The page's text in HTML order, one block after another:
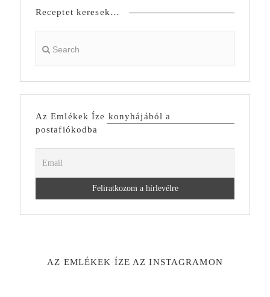
Receptet keresek…
Az Emlékek Íze konyhájából a
postafiókodba
AZ EMLÉKEK ÍZE AZ INSTAGRAMON